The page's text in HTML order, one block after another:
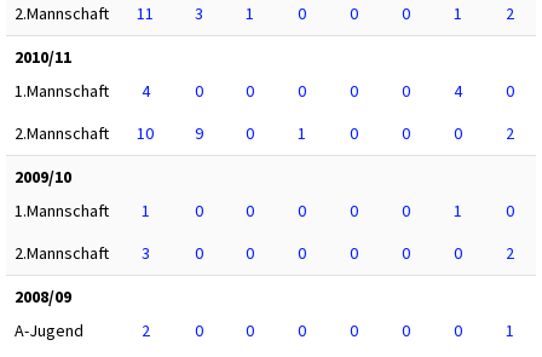
2.Mannschaft
11 3 1 0 0 0 1
2
2010/11
1.Mannschaft
4 0 0 0 0 0 4
0
2.Mannschaft
10 9 0 1 0 0 0
2
2009/10
1.Mannschaft
1 0 0 0 0 0 1
0
2.Mannschaft
3 0 0 0 0 0 0
2
2008/09
A-Jugend
2 0 0 0 0 0 0
1